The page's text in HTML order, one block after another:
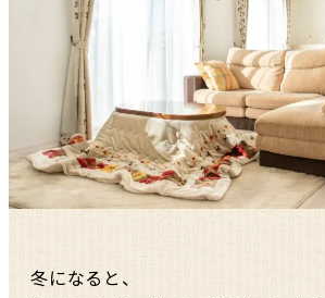
冬になると、